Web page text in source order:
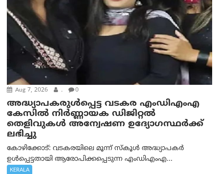
Aug 7, 2026 . 0
അദ്ധ്യാപകരുള്‍പ്പെട്ട വടകര എംഡി‌എം‌എ
കേസില്‍ നിര്‍ണ്ണായക ഡിജിറ്റല്‍
തെളിവുകള്‍ അന്വേഷണ ഉദ്യോഗസ്ഥര്‍ക്ക്
ലഭിച്ചു
കോഴിക്കോട്: വടകരയിലെ മൂന്ന് സ്കൂൾ അദ്ധ്യാപകർ
ഉൾപ്പെട്ടതായി ആരോപിക്കപ്പെടുന്ന എംഡിഎംഎ...
KERALA